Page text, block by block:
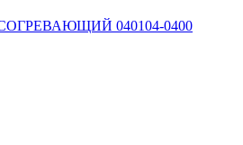
040104-0400